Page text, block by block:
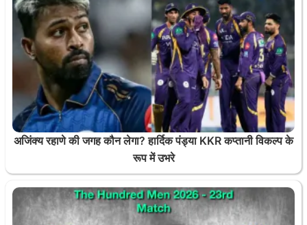
अजिंक्य रहाणे की जगह कौन लेगा? हार्दिक पंड्या KKR कप्तानी विकल्प के
रूप में उभरे